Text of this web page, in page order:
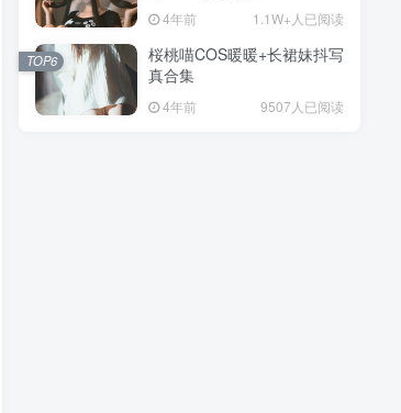
4年前 1.1W+人已阅读
桜桃喵COS暖暖+长裙妹抖写
真合集
4年前 9507人已阅读
TOP6